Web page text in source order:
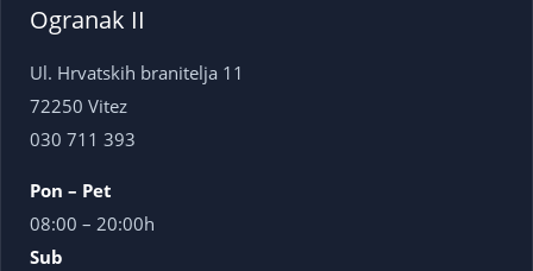
Ogranak II
Ul. Hrvatskih branitelja 11
72250 Vitez
030 711 393
Pon – Pet
08:00 – 20:00h
Sub